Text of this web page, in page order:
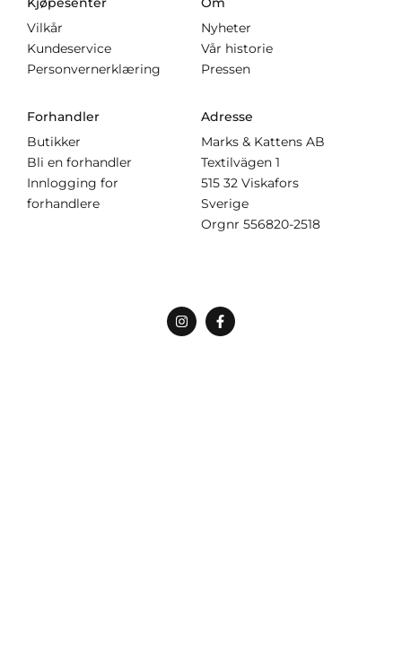
Vilkår
Kundeservice
Personvernerklæring
Nyheter
Vår historie
Pressen
Forhandler
Butikker
Bli en forhandler
Innlogging for
forhandlere
Adresse
Marks & Kattens AB
Textilvägen 1
515 32 Viskafors
Sverige
Orgnr 556820-2518